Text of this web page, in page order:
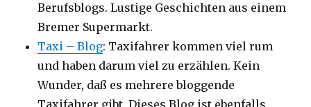
Berufsblogs. Lustige Geschichten aus einem
Bremer Supermarkt.
Taxi – Blog: Taxifahrer kommen viel rum
und haben darum viel zu erzählen. Kein
Wunder, daß es mehrere bloggende
Taxifahrer gibt. Dieses Blog ist ebenfalls